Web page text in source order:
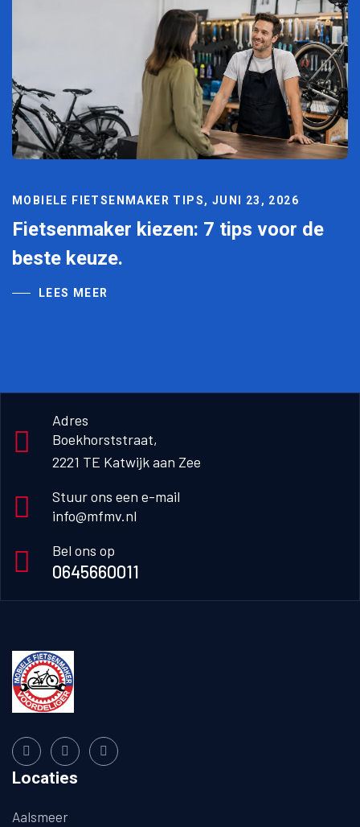
MOBIELE FIETSENMAKER TIPS, JUNI 23, 2026
Fietsenmaker kiezen: 7 tips voor de
beste keuze.
LEES MEER
Adres
Boekhorststraat,
2221 TE Katwijk aan Zee
Stuur ons een e-mail
info@mfmv.nl
Bel ons op
0645660011
Locaties
Aalsmeer